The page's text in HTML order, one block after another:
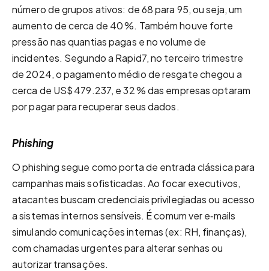
número de grupos ativos: de 68 para 95, ou seja, um
aumento de cerca de 40 %. Também houve forte
pressão nas quantias pagas e no volume de
incidentes. Segundo a Rapid7, no terceiro trimestre
de 2024, o pagamento médio de resgate chegou a
cerca de US$ 479.237, e 32 % das empresas optaram
por pagar para recuperar seus dados.
Phishing
O phishing segue como porta de entrada clássica para
campanhas mais sofisticadas. Ao focar executivos,
atacantes buscam credenciais privilegiadas ou acesso
a sistemas internos sensíveis. É comum ver e‑mails
simulando comunicações internas (ex: RH, finanças),
com chamadas urgentes para alterar senhas ou
autorizar transações.